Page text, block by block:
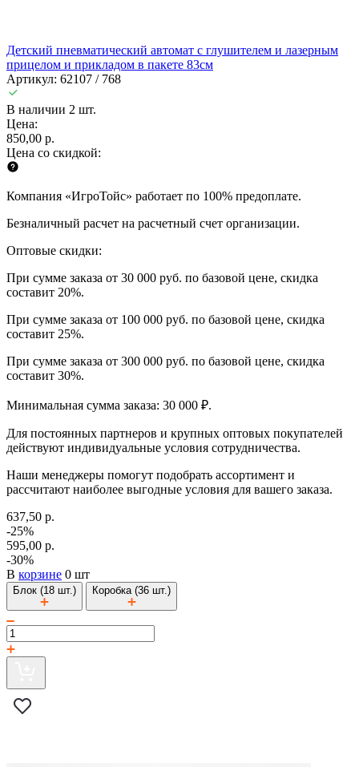
Детский пневматический автомат с глушителем и лазерным
прицелом и прикладом в пакете 83см
Артикул: 62107 / 768
В наличии 2 шт.
Цена:
850,00 р.
Цена со скидкой:
Компания «ИгроТойс» работает по 100% предоплате.
Безналичный расчет на расчетный счет организации.
Оптовые скидки:
При сумме заказа от 30 000 руб. по базовой цене, скидка
составит 20%.
При сумме заказа от 100 000 руб. по базовой цене, скидка
составит 25%.
При сумме заказа от 300 000 руб. по базовой цене, скидка
составит 30%.
Минимальная сумма заказа: 30 000 ₽.
Для постоянных партнеров и крупных оптовых покупателей
действуют индивидуальные условия сотрудничества.
Наши менеджеры помогут подобрать ассортимент и
рассчитают наиболее выгодные условия для вашего заказа.
637,50 р.
-25%
595,00 р.
-30%
В корзине 0 шт
Блок (18 шт.) Коробка (36 шт.)